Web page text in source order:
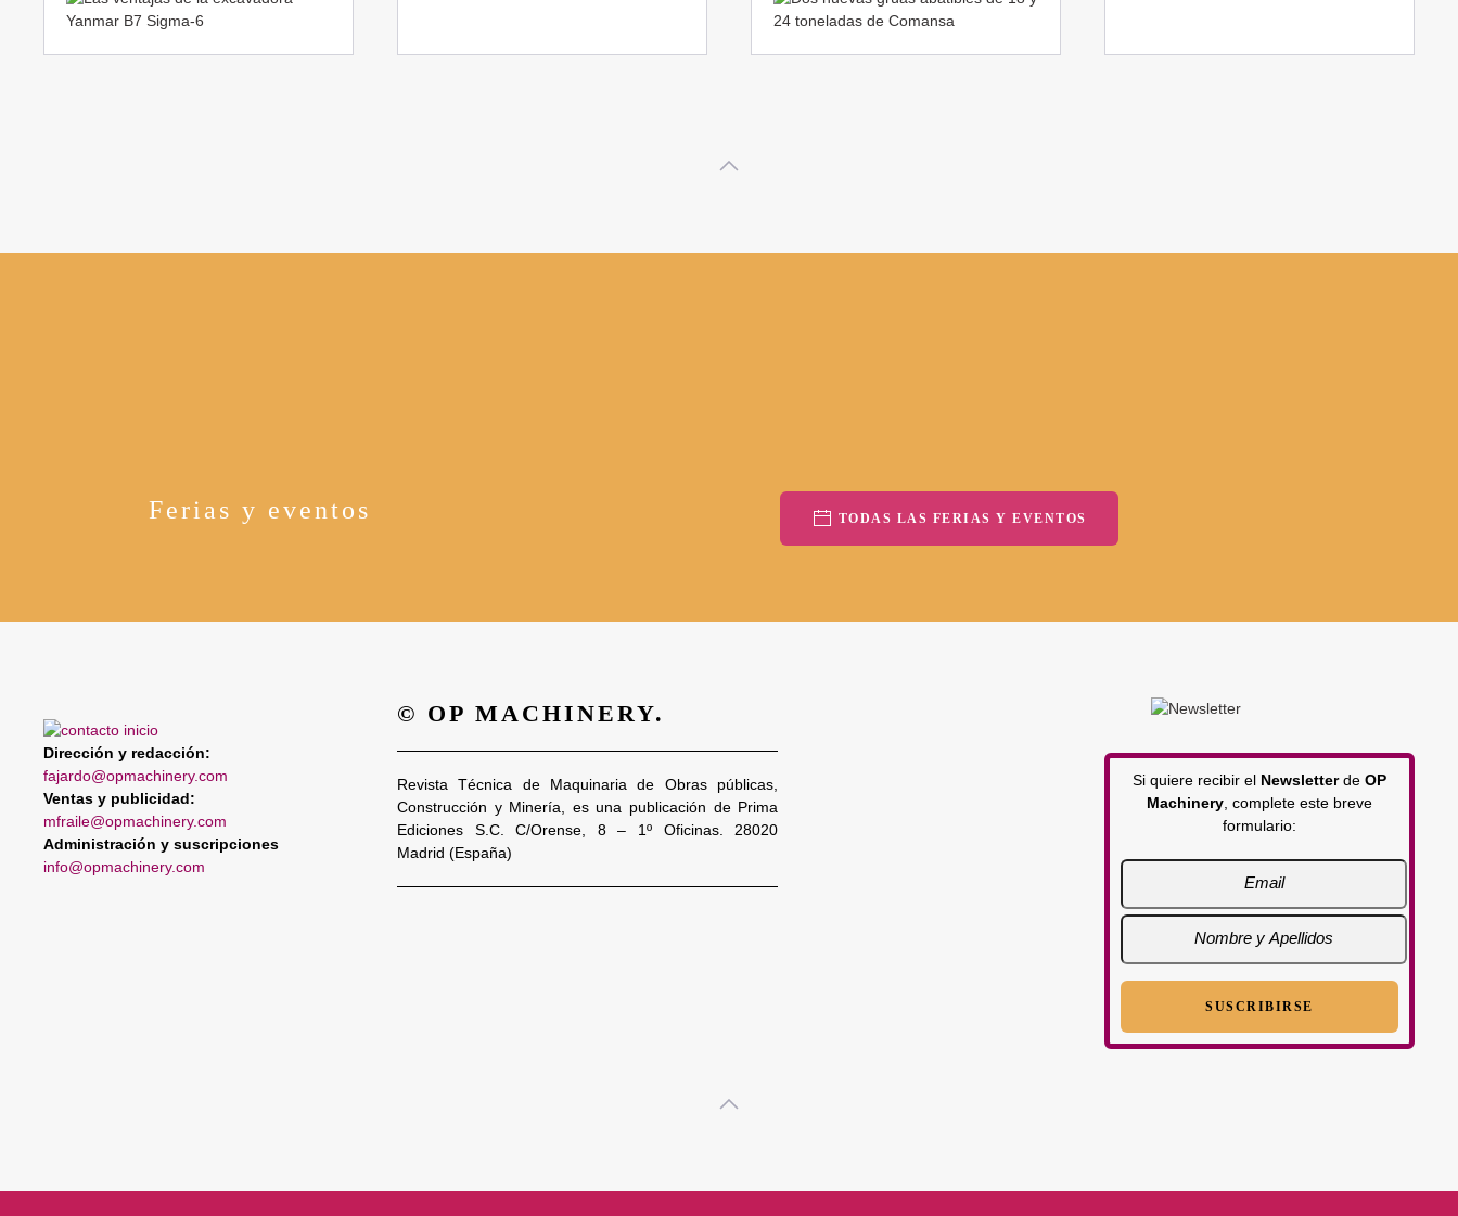
Ferias y eventos TODAS LAS FERIAS Y EVENTOS
Dirección y redacción:
fajardo@opmachinery.com
Ventas y publicidad:
mfraile@opmachinery.com
Administración y suscripciones
info@opmachinery.com
© OP MACHINERY.
Revista Técnica de Maquinaria de Obras públicas,
Construcción y Minería, es una publicación de Prima
Ediciones S.C. C/Orense, 8 – 1º Oficinas. 28020
Madrid (España)
Si quiere recibir el Newsletterde OP
Machinery , complete este breve
formulario: